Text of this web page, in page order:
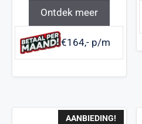
Ontdek meer
€164,- p/m
AANBIEDING!